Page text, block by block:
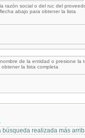
razón social o del ruc del
abajo para obtener la lista
de la entidad o presione la
la lista completa
búsqueda realizada más